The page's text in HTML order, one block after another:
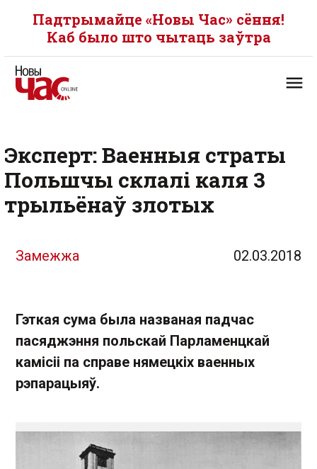
Падтрымайце «Новы Час» сёння!
Каб было што чытаць заўтра
Эксперт: Ваенныя страты
Польшчы склалі каля 3
трыльёнаў злотых
Замежжа 02.03.2018
Гэткая сума была названая падчас
пасяджэння польскай Парламенцкай
камісіі па справе нямецкіх ваенных
рэпарацыяў.